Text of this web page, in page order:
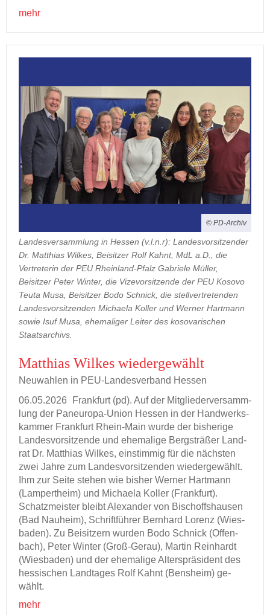
mehr
© PD-Archiv
Landesversammlung in Hessen (v.l.n.r): Landesvorsitzender
Dr. Matthias Wilkes, Beisitzer Rolf Kahnt, MdL a.D., die
Vertreterin der PEU Rheinland-Pfalz Gabriele Müller,
Beisitzer Peter Winter, die Vizevorsitzende der PEU Kosovo
Teuta Musa, Beisitzer Bodo Schnick, die stellvertretenden
Landesvorsitzenden Michaela Koller und Werner Hartmann
sowie Isuf Musa, ehemaliger Leiter des kosovarischen
Staatsarchivs.
Mat­thi­as Wil­kes wie­der­ge­wählt
Neu­wah­len in PEU-​Landesverband Hes­sen
06.05.2026
Frank­furt (pd). Auf der Mit­glie­der­ver­samm­
lung der Paneuropa-​Union Hes­sen in der Hand­werks­
kam­mer Frank­furt Rhein-​Main wurde der bis­he­ri­ge
Lan­des­vor­sit­zen­de und ehe­ma­li­ge Berg­strä­ßer Land­
rat Dr. Mat­thi­as Wil­kes, ein­stim­mig für die nächs­ten
zwei Jahre zum Lan­des­vor­sit­zen­den wie­der­ge­wählt.
Ihm zur Seite ste­hen wie bis­her Wer­ner Hart­mann
(Lam­pert­heim) und Mi­chae­la Kol­ler (Frank­furt).
Schatz­meis­ter bleibt Alex­an­der von Bi­schoff­s­hau­sen
(Bad Nau­heim), Schrift­füh­rer Bern­hard Lo­renz (Wies­
ba­den). Zu Bei­sit­zern wur­den Bodo Schnick (Of­fen­
bach), Peter Win­ter (Groß-​Gerau), Mar­tin Rein­hardt
(Wies­ba­den) und der ehe­ma­li­ge Al­ters­prä­si­dent des
hes­si­schen Land­ta­ges Rolf Kahnt (Bens­heim) ge­
wählt.
mehr